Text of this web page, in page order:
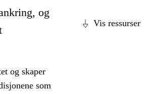
Vis ressurser
og
og skaper
som